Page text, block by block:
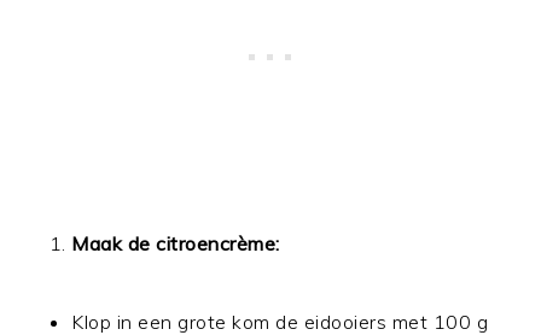
Maak de citroencrème:
Klop in een grote kom de eidooiers met 100 g